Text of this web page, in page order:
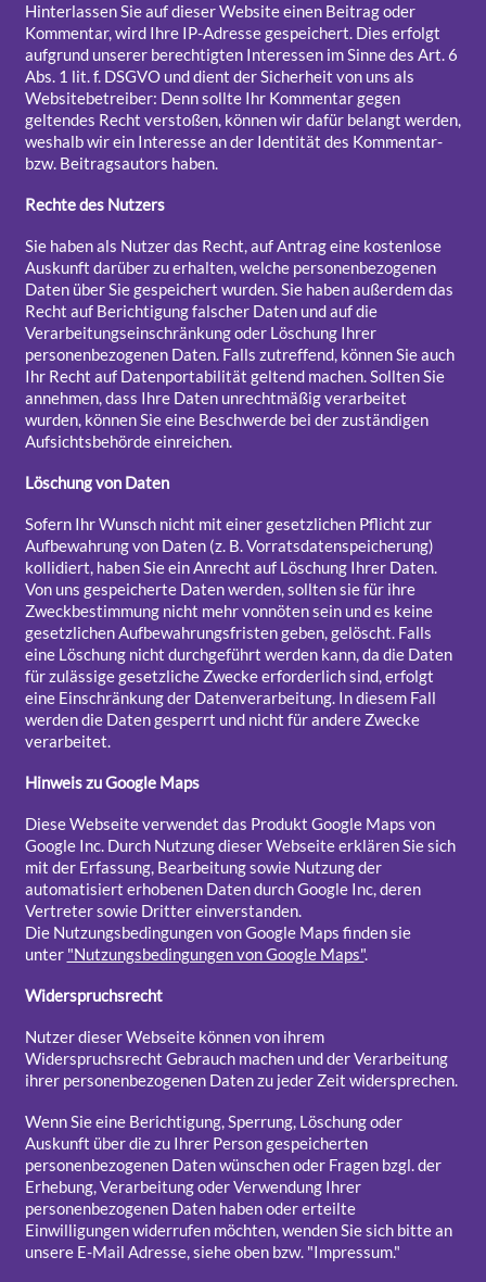
Hinterlassen Sie auf dieser Website einen Beitrag oder
Kommentar, wird Ihre IP-Adresse gespeichert. Dies erfolgt
aufgrund unserer berechtigten Interessen im Sinne des Art. 6
Abs. 1 lit. f. DSGVO und dient der Sicherheit von uns als
Websitebetreiber: Denn sollte Ihr Kommentar gegen
geltendes Recht verstoßen, können wir dafür belangt werden,
weshalb wir ein Interesse an der Identität des Kommentar-
bzw. Beitragsautors haben.
Rechte des Nutzers
Sie haben als Nutzer das Recht, auf Antrag eine kostenlose
Auskunft darüber zu erhalten, welche personenbezogenen
Daten über Sie gespeichert wurden. Sie haben außerdem das
Recht auf Berichtigung falscher Daten und auf die
Verarbeitungseinschränkung oder Löschung Ihrer
personenbezogenen Daten. Falls zutreffend, können Sie auch
Ihr Recht auf Datenportabilität geltend machen. Sollten Sie
annehmen, dass Ihre Daten unrechtmäßig verarbeitet
wurden, können Sie eine Beschwerde bei der zuständigen
Aufsichtsbehörde einreichen.
Löschung von Daten
Sofern Ihr Wunsch nicht mit einer gesetzlichen Pflicht zur
Aufbewahrung von Daten (z. B. Vorratsdatenspeicherung)
kollidiert, haben Sie ein Anrecht auf Löschung Ihrer Daten.
Von uns gespeicherte Daten werden, sollten sie für ihre
Zweckbestimmung nicht mehr vonnöten sein und es keine
gesetzlichen Aufbewahrungsfristen geben, gelöscht. Falls
eine Löschung nicht durchgeführt werden kann, da die Daten
für zulässige gesetzliche Zwecke erforderlich sind, erfolgt
eine Einschränkung der Datenverarbeitung. In diesem Fall
werden die Daten gesperrt und nicht für andere Zwecke
verarbeitet.
Hinweis zu Google Maps
Diese Webseite verwendet das Produkt Google Maps von
Google Inc. Durch Nutzung dieser Webseite erklären Sie sich
mit der Erfassung, Bearbeitung sowie Nutzung der
automatisiert erhobenen Daten durch Google Inc, deren
Vertreter sowie Dritter einverstanden.
Die Nutzungsbedingungen von Google Maps finden sie
unter "Nutzungsbedingungen von Google Maps".
Widerspruchsrecht
Nutzer dieser Webseite können von ihrem
Widerspruchsrecht Gebrauch machen und der Verarbeitung
ihrer personenbezogenen Daten zu jeder Zeit widersprechen.
Wenn Sie eine Berichtigung, Sperrung, Löschung oder
Auskunft über die zu Ihrer Person gespeicherten
personenbezogenen Daten wünschen oder Fragen bzgl. der
Erhebung, Verarbeitung oder Verwendung Ihrer
personenbezogenen Daten haben oder erteilte
Einwilligungen widerrufen möchten, wenden Sie sich bitte an
unsere E-Mail Adresse, siehe oben bzw. "Impressum."